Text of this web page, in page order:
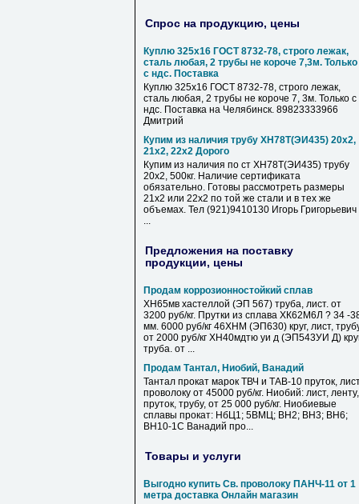
Спрос на продукцию, цены
Куплю 325х16 ГОСТ 8732-78, строго лежак,
сталь любая, 2 трубы не короче 7,3м. Только
с ндс. Поставка
Куплю 325х16 ГОСТ 8732-78, строго лежак,
сталь любая, 2 трубы не короче 7, 3м. Только с
ндс. Поставка на Челябинск. 89823333966
Дмитрий
Купим из наличия трубу ХН78Т(ЭИ435) 20х2,
21х2, 22х2 Дорого
Купим из наличия по ст ХН78Т(ЭИ435) трубу
20х2, 500кг. Наличие сертификата
обязательно. Готовы рассмотреть размеры
21х2 или 22х2 по той же стали и в тех же
объемах. Тел (921)9410130 Игорь Григорьевич
...
Предложения на поставку
продукции, цены
Продам коррозионностойкий сплав
ХН65мв хастеллой (ЭП 567) труба, лист. от
3200 руб/кг. Прутки из сплава ХК62М6Л ? 34 -
мм. 6000 руб/кг 46ХНМ (ЭП630) круг, лист,
от 2000 руб/кг ХН40мдтю уи д (ЭП543УИ Д)
труба. от ...
Продам Тантал, Ниобий, Ванадий
Тантал прокат марок ТВЧ и ТАВ-10 пруток,
проволоку от 45000 руб/кг. Ниобий: лист, ленту,
пруток, трубу, от 25 000 руб/кг. Ниобиевые
сплавы прокат: НбЦ1; 5ВМЦ; ВН2; ВН3; ВН6;
ВН10-1С Ванадий про...
Товары и услуги
Выгодно купить Св. проволоку ПАНЧ-11 от 1
метра доставка Онлайн магазин